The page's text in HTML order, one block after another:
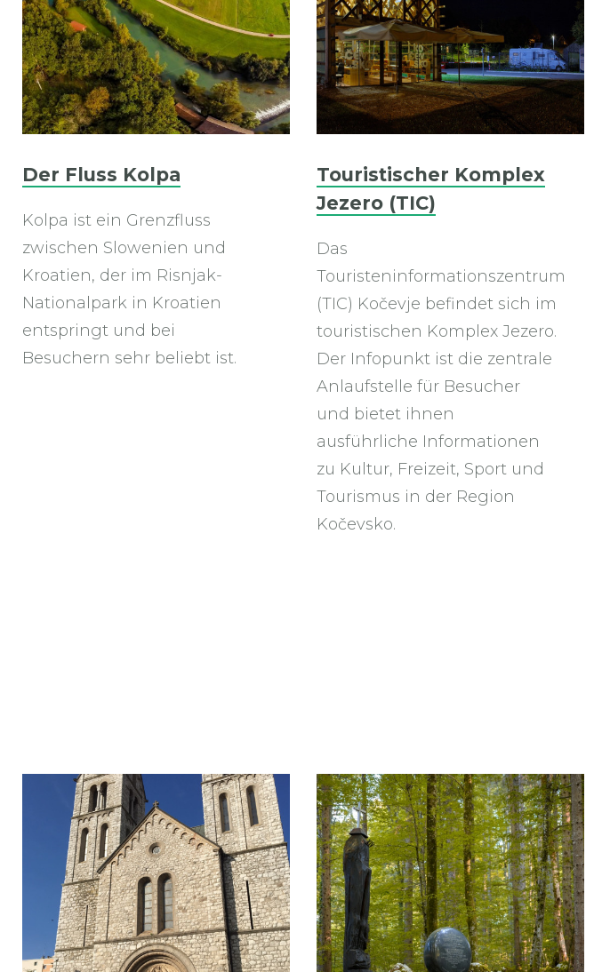
Der Fluss Kolpa
Kolpa ist ein Grenzfluss
zwischen Slowenien und
Kroatien, der im Risnjak-
Nationalpark in Kroatien
entspringt und bei
Besuchern sehr beliebt ist.
Touristischer Komplex
Jezero (TIC)
Das
Touristeninformationszentrum
(TIC) Kočevje befindet sich im
touristischen Komplex Jezero.
Der Infopunkt ist die zentrale
Anlaufstelle für Besucher
und bietet ihnen
ausführliche Informationen
zu Kultur, Freizeit, Sport und
Tourismus in der Region
Kočevsko.